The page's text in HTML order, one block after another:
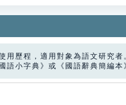
用歷程，適用對象為語文研究者
語小字典》或《國語辭典簡編本